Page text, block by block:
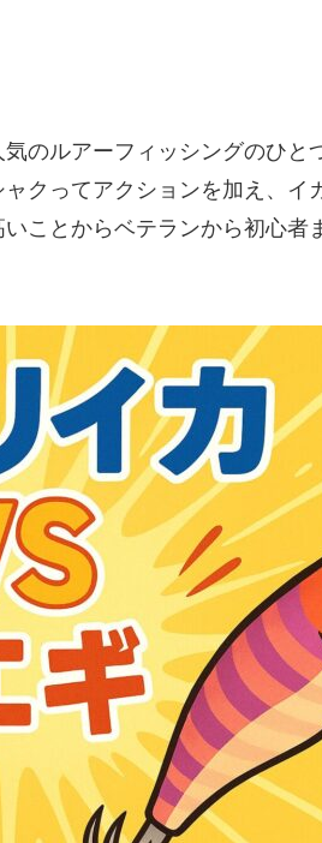
のルアーフィッシングのひと
クってアクションを加え、イ
ことからベテランから初心者